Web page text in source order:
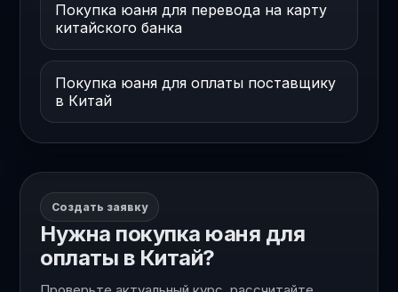
Покупка юаня для перевода на карту
китайского банка
Покупка юаня для оплаты поставщику
в Китай
Создать заявку
Нужна покупка юаня для
оплаты в Китай?